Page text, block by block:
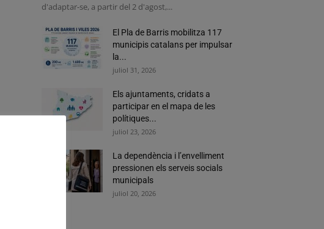
d'adaptar-se, a partir del 2 d'agost,...
El Pla de Barris mobilitza 117
municipis catalans per impulsar
la...
juliol 31, 2026
Els ajuntaments, cridats a
participar en el mapa de les
polítiques...
juliol 23, 2026
La dependència i l’envelliment
pressionen els serveis socials
municipals
juliol 20, 2026